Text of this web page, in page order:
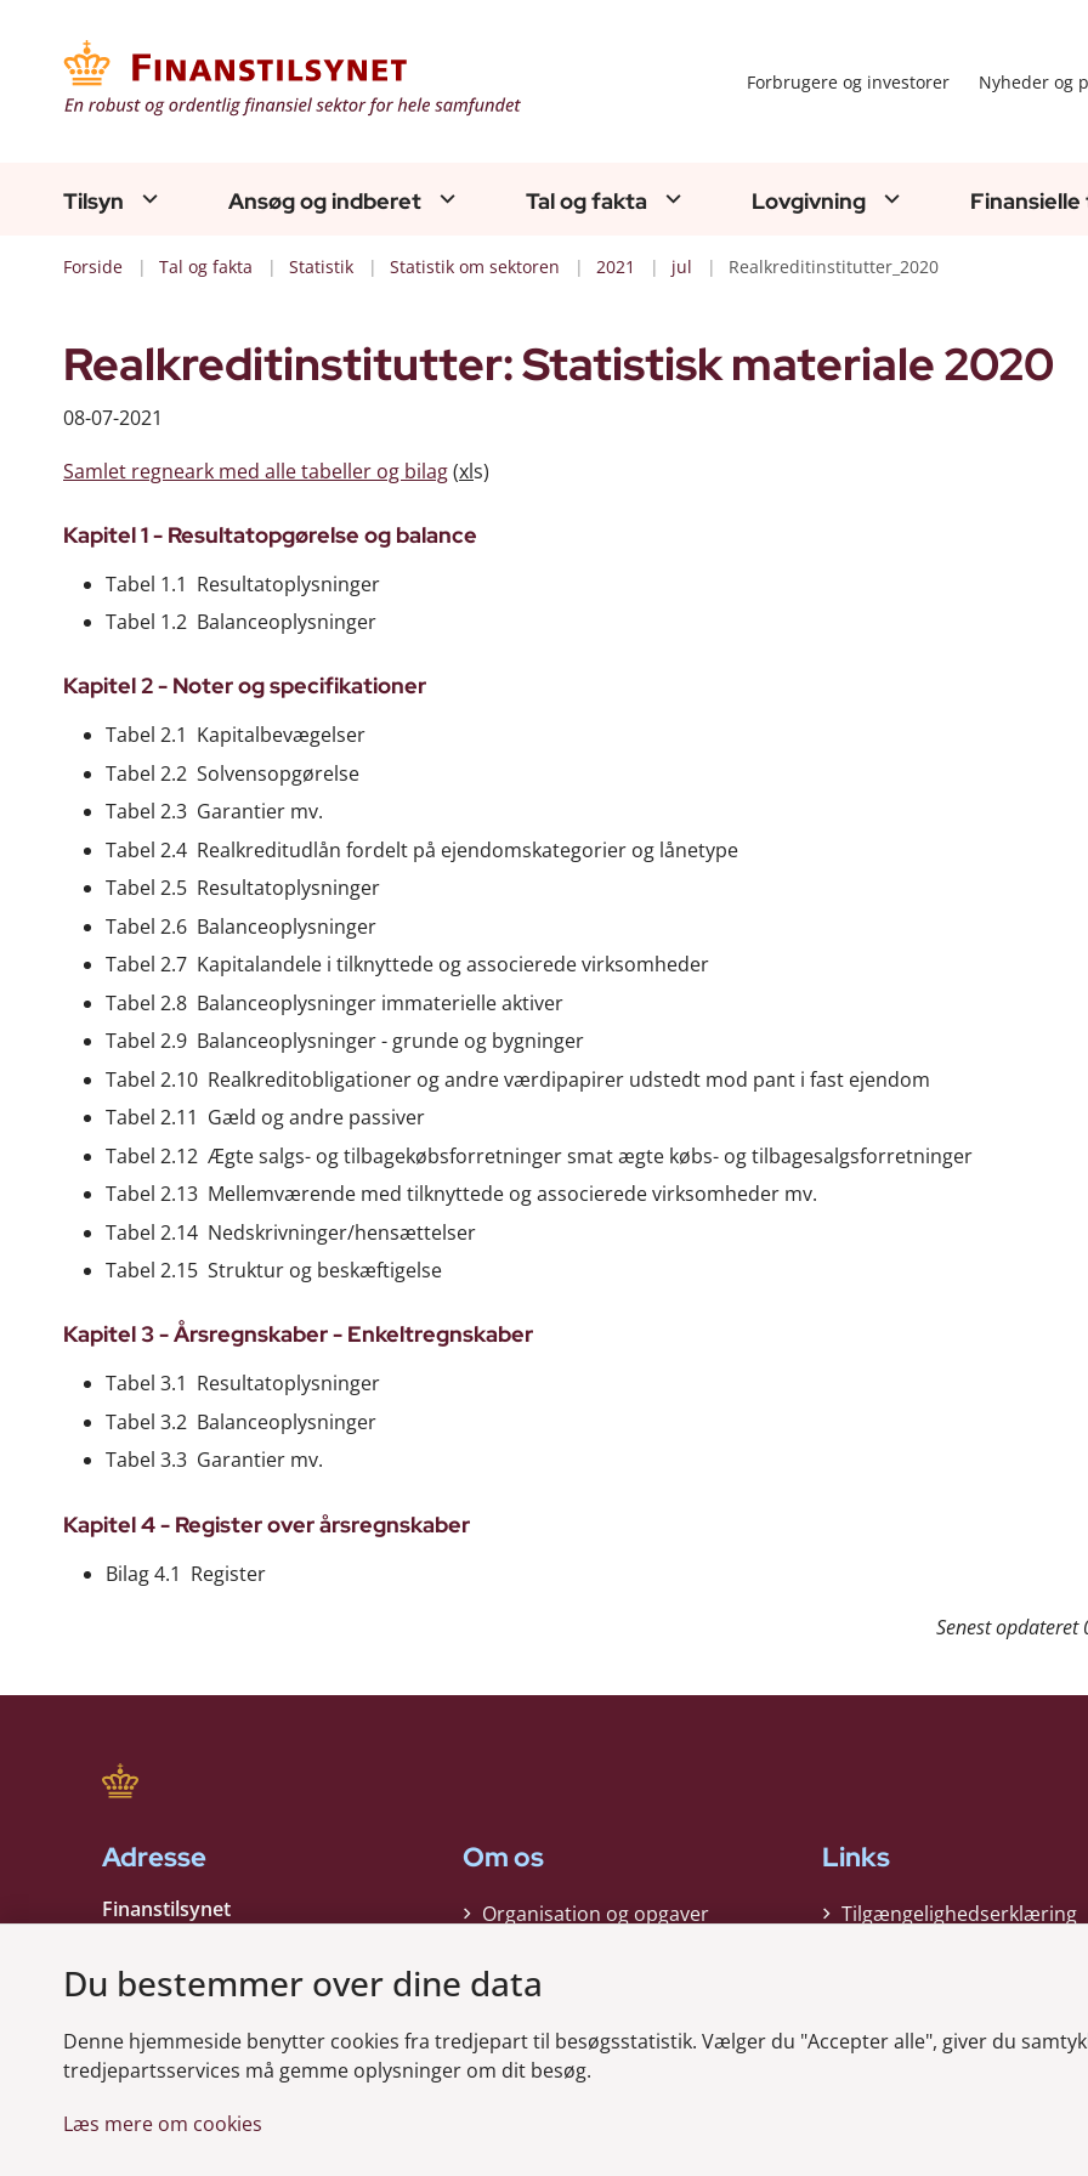
Forbrugere og investorer Nyheder og
Tilsyn Ansøg og indberet Tal og fakta Lovgivning
Forside Tal og fakta Statistik Statistik om sektoren 2021 jul Realkreditinstitutter_2020
Realkreditinstitutter: Statistisk materiale 2020
08-07-2021
Samlet regneark med alle tabeller og bilag(xls)
Kapitel 1 - Resultatopgørelse og balance
Tabel 1.1 Resultatoplysninger
Tabel 1.2 Balanceoplysninger
Kapitel 2 - Noter og specifikationer
Tabel 2.1 Kapitalbevægelser
Tabel 2.2 Solvensopgørelse
Tabel 2.3 Garantier mv.
Tabel 2.4 Realkreditudlån fordelt på ejendomskategorier og lånetype
Tabel 2.5 Resultatoplysninger
Tabel 2.6 Balanceoplysninger
Tabel 2.7 Kapitalandele i tilknyttede og associerede virksomheder
Tabel 2.8 Balanceoplysninger immaterielle aktiver
Tabel 2.9 Balanceoplysninger - grunde og bygninger
Tabel 2.10 Realkreditobligationer og andre værdipapirer udstedt mod pant i fast ejendom
Tabel 2.11 Gæld og andre passiver
Tabel 2.12 Ægte salgs- og tilbagekøbsforretninger smat ægte købs- og tilbagesalgsforretninger
Tabel 2.13 Mellemværende med tilknyttede og associerede virksomheder mv.
Tabel 2.14 Nedskrivninger/hensættelser
Tabel 2.15 Struktur og beskæftigelse
Kapitel 3 - Årsregnskaber - Enkeltregnskaber
Tabel 3.1 Resultatoplysninger
Tabel 3.2 Balanceoplysninger
Tabel 3.3 Garantier mv.
Kapitel 4 - Register over årsregnskaber
Bilag 4.1 Register
Senest opdateret
Adresse
Finanstilsynet
1401 København K
CVR nummer:10598184
Om os
Organisation og opgaver
Kontakt
Modtag nyheder
Links
Tilgængelighedserklæring
Whistleblower
Du bestemmer over dine data
Denne hjemmeside benytter cookies fra tredjepart til besøgsstatistik. Vælger du "Accepter alle", giver du
tredjepartsservices må gemme oplysninger om dit besøg.
Læs mere om cookies